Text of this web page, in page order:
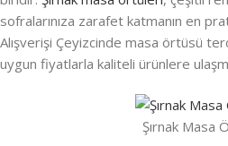
sofralarınıza zarafet katmanın en
Alışverişi Çeyizcinde masa örtüsü
uygun fiyatlarla kaliteli ürünlere
Şırnak Masa